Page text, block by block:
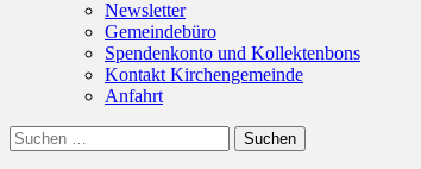
Newsletter
Gemeindebüro
Spendenkonto und Kollektenbons
Kontakt Kirchengemeinde
Anfahrt
Suchen
Suchen
nach: